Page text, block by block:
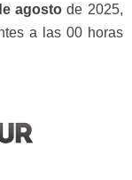
agostode 2025,
a las 00 horas